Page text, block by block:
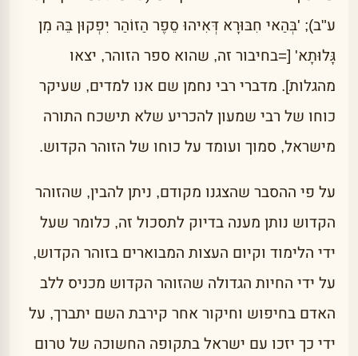
ע"ב); 'בְּהַאי חִבּוּרָא דְּאִיהוּ סֵפֶר הַזוֹהַר יִפְקוּן בֵּהּ מִן
גָּלוּתָא' [=בחיבור זה, שהוא ספר הזוהר, יצאו
מהגלות]. מדברי רבי נחמן שם אנו למדים, שעיקר
כוחו של רבי שמעון להכריע שלא תישכח התורה
מישראל, סמוך ועומד על כוחו של הזוהר הקדוש.
על פי ההסבר שהצגנו מקודם, ניתן להבין, שהזוהר
הקדוש נותן מענה בדיוק לתסכול זה, כלומר שעל
ידי הלימוד וקיום העצות המבוארים בזוהר הקדוש,
על ידי החיות הגדולה שהזוהר הקדוש מכניס ללב
האדם בחיפוש וחיקור אחר קירבת השם יתברך, על
ידי כך יזכו עם ישראל בתקופה החשוכה של טרום